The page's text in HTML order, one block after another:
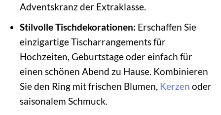
Adventskranz der Extraklasse.
Stilvolle Tischdekorationen: Erschaffen Sie
einzigartige Tischarrangements für
Hochzeiten, Geburtstage oder einfach für
einen schönen Abend zu Hause. Kombinieren
Sie den Ring mit frischen Blumen, Kerzen oder
saisonalem Schmuck.